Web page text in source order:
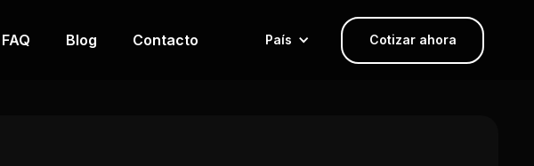
FAQ Blog Contacto País Cotizar ahora